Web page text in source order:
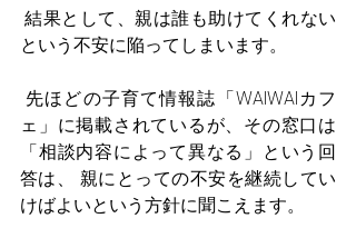
結果として、親は誰も助けてくれない
という不安に陥ってしまいます。
先ほどの子育て情報誌「WAIWAIカフ
ェ」に掲載されているが、その窓口は
「相談内容によって異なる」という回
答は、 親にとっての不安を継続してい
けばよいという方針に聞こえます。